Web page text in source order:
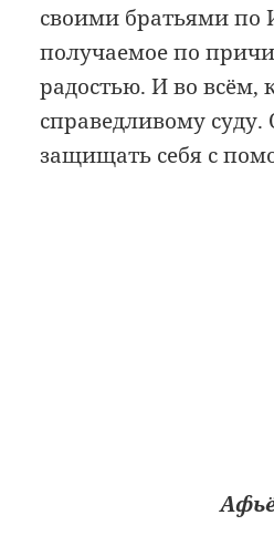
своими братьями по
получаемое по
радостью. И во всём,
справедливому
защищать себя с